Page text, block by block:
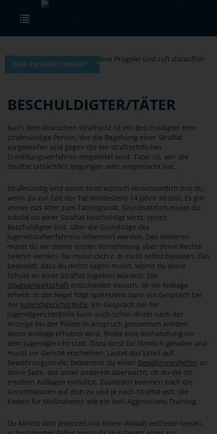
Skip to main content
WAS PASSIERT WENN?
BESCHULDIGTER/TÄTER
Nach dem deutschen Strafrecht ist ein Beschuldigter eine
strafmündige Person, der die Begehung einer Straftat
vorgeworfen und gegen die ein strafrechtliches
Ermittlungsverfahren eingeleitet wird. Täter ist, wer die
Straftat tatsächlich begangen oder mitgemacht hat.
Strafmündig und damit strafrechtlich verantwortlich bist du,
wenn du zur Zeit der Tat mindestens 14 Jahre alt bist. Es gilt
immer das Alter zum Tatzeitpunkt. Grundsätzlich musst du,
sobald du einer Straftat beschuldigt wirst, sprich
Beschuldigter bist, über die Grundzüge des
Jugendstrafverfahrens informiert werden. Des Weiteren
musst du vor deiner ersten Vernehmung über deine Rechte
belehrt werden. Du musst dich z. B. nicht selbst belasten. Das
bedeutet, dass du nichts sagen musst, womit du deine
Schuld an einer Straftat zugeben würdest. Die
Staatsanwaltschaft entscheided danach, ob sie Anklage
erhebt. In der Regel folgt spätestens dann ein Gespräch bei
der Jugend(gerichts)hilfe. Ein Gespräch bei der
Jugend(gerichts)hilfe kann auch schon direkt nach der
Anzeige bei der Polizei in Anspruch genommen werden.
Wenn Anklage erhoben wird, findet eine Verhandlung vor
dem Jugendgericht statt. Dazu wirst Du förmlich geladen und
musst vor Gericht erscheinen. Lautet das Urteil auf
Bewährungsstrafe, bekommst du einen Bewährungshelfer an
deine Seite, der unter anderem überwacht, ob du die dir
erteilten Auflagen einhältst. Zusätzlich kommen noch die
Gerichtskosten auf dich zu und je nach Straftat evtl. die
Kosten für Maßnahmen wie ein Anti-Aggressions-Training.
Du kannst dich jederzeit von einem Anwalt vertreten lassen,